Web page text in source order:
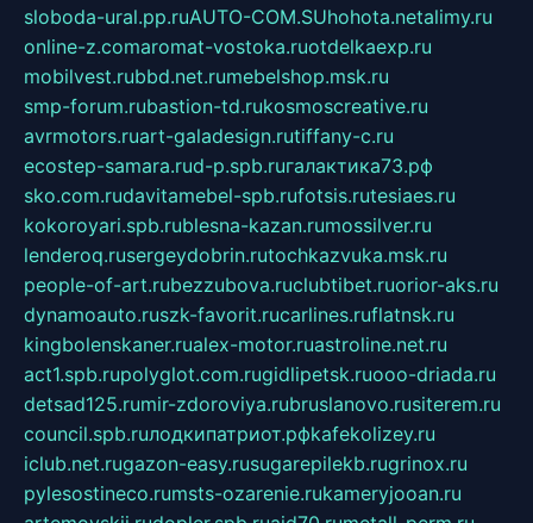
sloboda-ural.pp.ruAUTO-COM.SUhohota.netalimy.ru
online-z.comaromat-vostoka.ruotdelkaexp.ru
mobilvest.rubbd.net.rumebelshop.msk.ru
smp-forum.rubastion-td.rukosmoscreative.ru
avrmotors.ruart-galadesign.rutiffany-c.ru
ecostep-samara.rud-p.spb.ruгалактика73.рф
sko.com.rudavitamebel-spb.rufotsis.rutesiaes.ru
kokoroyari.spb.rublesna-kazan.rumossilver.ru
lenderoq.rusergeydobrin.rutochkazvuka.msk.ru
people-of-art.rubezzubova.ruclubtibet.ruorior-aks.ru
dynamoauto.ruszk-favorit.rucarlines.ruflatnsk.ru
kingbolenskaner.rualex-motor.ruastroline.net.ru
act1.spb.rupolyglot.com.rugidlipetsk.ruooo-driada.ru
detsad125.rumir-zdoroviya.rubruslanovo.rusiterem.ru
council.spb.ruлодкипатриот.рфkafekolizey.ru
iclub.net.rugazon-easy.rusugarepilekb.rugrinox.ru
pylesostineco.rumsts-ozarenie.rukameryjooan.ru